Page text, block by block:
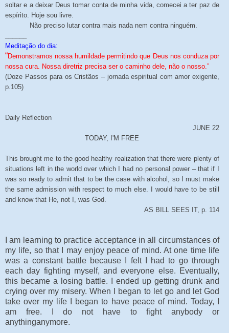
soltar e a deixar Deus tomar conta de minha vida, comecei a ter paz de
espírito. Hoje sou livre.
Não preciso lutar contra mais nada nem contra ninguém.
Meditação do dia:
“Demonstramos nossa humildade permitindo que Deus nos conduza por
nossa cura. Nossa diretriz precisa ser o caminho dele, não o nosso.”
(Doze Passos para os Cristãos – jornada espiritual com amor exigente,
p.105)
Daily Reflection
JUNE 22
TODAY, I'M FREE
This brought me to the good healthy realization that there were plenty of
situations left in the world over which I had no personal power – that if I
was so ready to admit that to be the case with alcohol, so I must make
the same admission with respect to much else. I would have to be still
and know that He, not I, was God.
AS BILL SEES IT, p. 114
I am learning to practice acceptance in all circumstances of
my life, so that I may enjoy peace of mind. At one time life
was a constant battle because I felt I had to go through
each day fighting myself, and everyone else. Eventually,
this became a losing battle. I ended up getting drunk and
crying over my misery. When I began to let go and let God
take over my life I began to have peace of mind. Today, I
am free. I do not have to fight anybody or
anythinganymore.